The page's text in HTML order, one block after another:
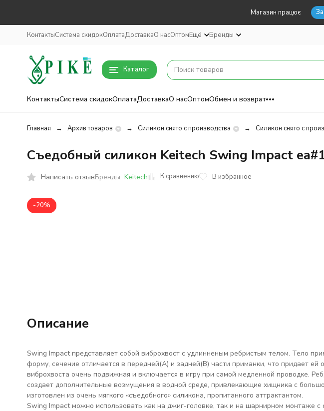
Магазин працює
КонтактыСистема скидокОплатаДоставкаО насОптомЕщё Бренды
Каталог
КонтактыСистема скидокОплатаДоставкаО насОптомОбмен и возврат
Главная Архив товаров Силикон снято с производства Силикон снято с
Съедобный силикон Keitech Swing Impact
Написать отзывБренды: Keitech К сравнению В избранное
-20%
Описание
Swing Impact представляет собой виброхвост с удлинненым ребристым телом. Тело
форму, сечение отличается в передней(А) и задней(В) части приманки, что придает ей
виброхвоста очень подвижная и включается в игру при самой медленной проводке.
создает дополнительные возмущения в водной среде, привлекающие хищника с
изготовлен из очень мягкого «съедобного» силикона, пропитанного аттрактантом.
Swing Impact можно использовать как на джиг-головке, так и на шарнирном монтаже